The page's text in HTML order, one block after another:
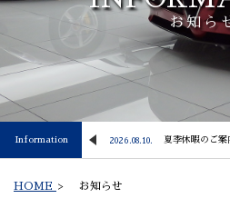
お知ら
Information 2026.08.10. 夏季休暇のご案
HOME > お知らせ